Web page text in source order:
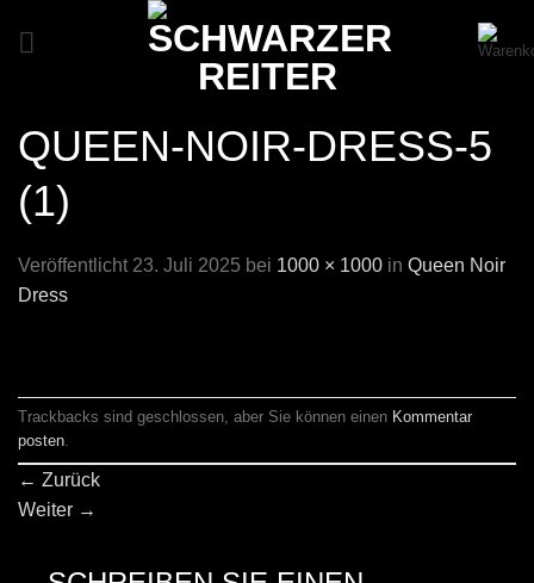
QUEEN-NOIR-DRESS-5
(1)
Veröffentlicht 23. Juli 2025 bei 1000 × 1000 in Queen Noir
Dress
Trackbacks sind geschlossen, aber Sie können einen Kommentar
posten.
← Zurück
Weiter →